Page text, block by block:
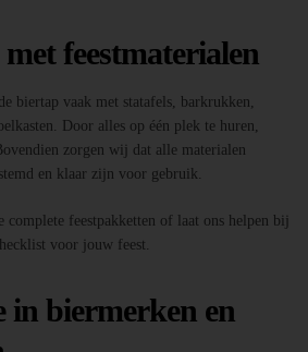
feestmaterialen
biertap vaak met statafels, barkrukken,
Door alles op één plek te huren,
zorgen wij dat alle materialen
en klaar zijn voor gebruik.
complete feestpakketten of laat ons helpen bij
voor jouw feest.
in biermerken en